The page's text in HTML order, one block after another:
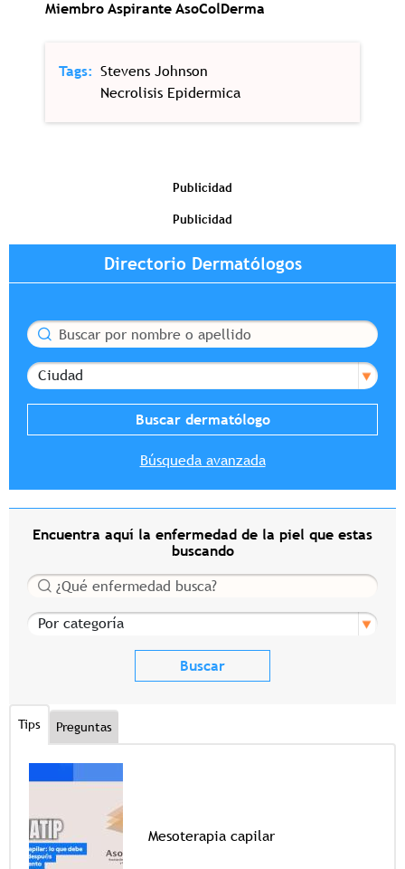
Miembro Aspirante AsoColDerma
Tags
Stevens Johnson
Necrolisis Epidermica
Publicidad
Publicidad
Directorio Dermatólogos
Buscar
Ciudad
Búsqueda avanzada
Encuentra aquí la enfermedad de la piel que estas
buscando
Buscar
Por categoría
Tips Preguntas
Mesoterapia capilar